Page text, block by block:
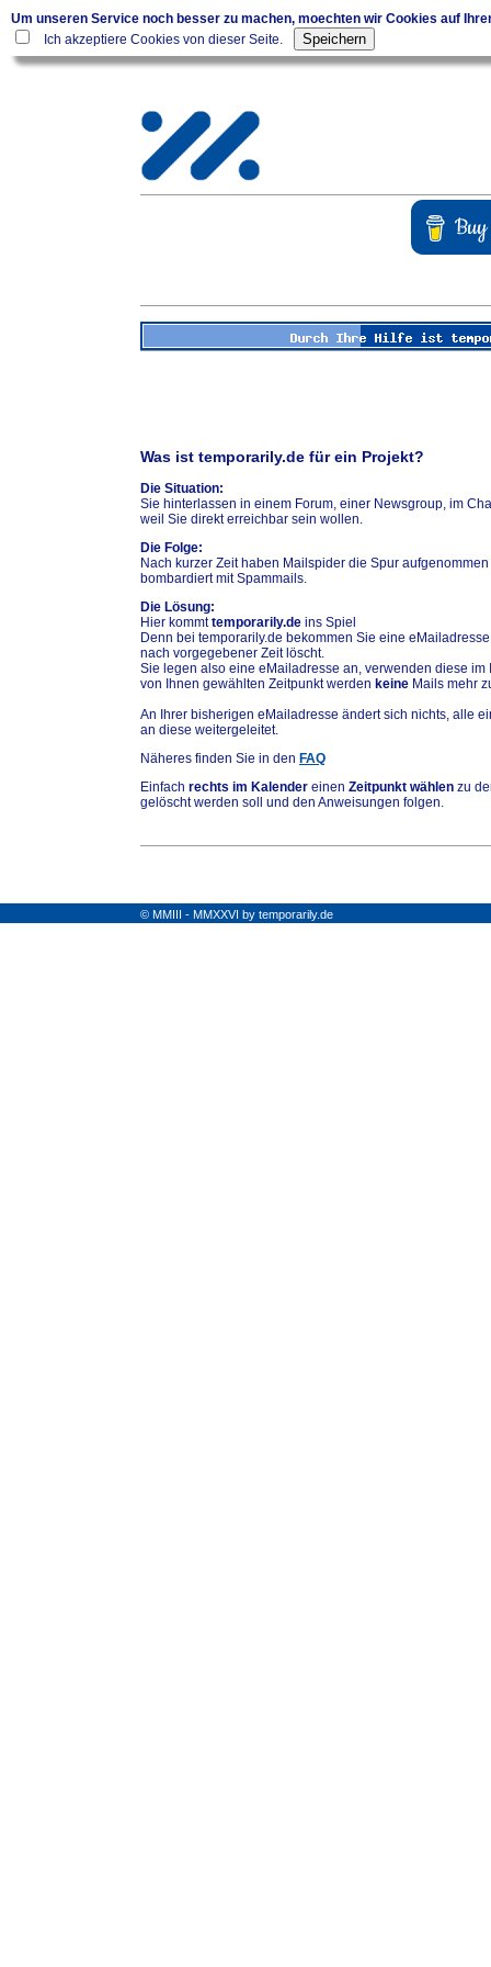
Um unseren Service noch besser zu machen, moechten wir Cookies auf
Ich akzeptiere Cookies von dieser Seite.
Was ist temporarily.de für ein Projekt?
Die Situation:
Sie hinterlassen in einem Forum, einer Newsgroup, im
weil Sie direkt erreichbar sein wollen.
Die Folge:
Nach kurzer Zeit haben Mailspider die Spur
bombardiert mit Spammails.
Die Lösung:
Hier kommttemporarily.de ins Spiel
Denn bei temporarily.de bekommen Sie eine
nach vorgegebener Zeit löscht.
Sie legen also eine eMailadresse an, verwenden diese im
von Ihnen gewählten Zeitpunkt werden keine Mails mehr
An Ihrer bisherigen eMailadresse ändert sich nichts, alle
an diese weitergeleitet.
Näheres finden Sie in den FAQ
Einfach rechts im Kalender einen Zeitpunkt wählen zu
gelöscht werden soll und den Anweisungen folgen.
© MMIII - MMXXVI by temporarily.de